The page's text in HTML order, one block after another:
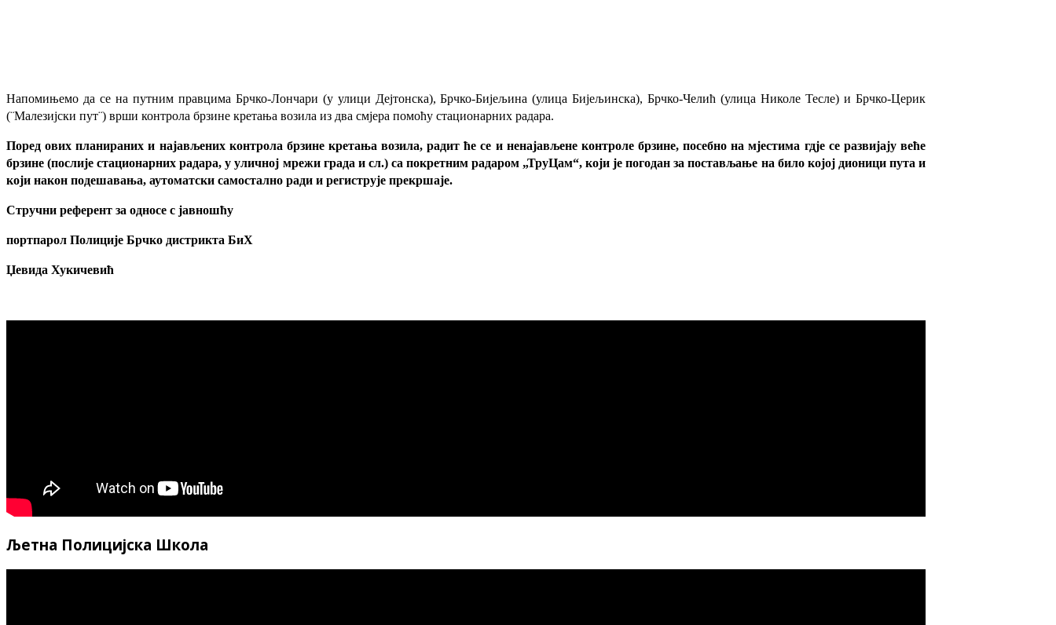
Напомињемо да се на путним правцима Брчко-Лончари (у улици Дејтонска), Брчко-Бијељина (улица Бијељинска), Брчко-Челић (улица Николе Тесле) и Брчко-Церик
(¨Малезијски пут¨) врши контрола брзине кретања возила из два смјера помоћу стационарних радара.
Поред ових планираних и најављених контрола брзине кретања возила, радит ће се и ненајављене контроле брзине, посебно на мјестима гдје се развијају веће
брзине (послије стационарних радара, у уличној мрежи града и сл.) са покретним радаром „ТруЦам“, који је погодан за постављање на било којој дионици пута и
који након подешавања, аутоматски самостално ради и региструје прекршаје.
Стручни референт за односе с јавношћу
портпарол Полиције Брчко дистрикта БиХ
Џевида Хукичевић
Љетна Полицијска Школа